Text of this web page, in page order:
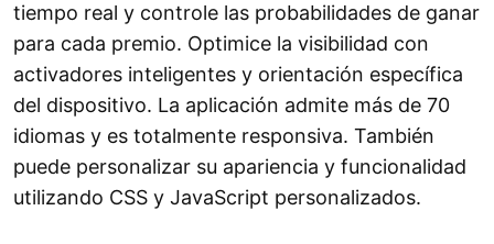
tiempo real y controle las probabilidades de ganar
para cada premio. Optimice la visibilidad con
activadores inteligentes y orientación específica
del dispositivo. La aplicación admite más de 70
idiomas y es totalmente responsiva. También
puede personalizar su apariencia y funcionalidad
utilizando CSS y JavaScript personalizados.